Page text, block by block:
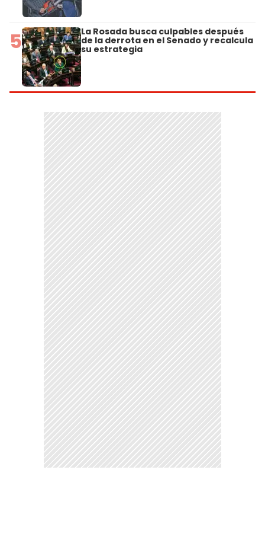
5 La Rosada busca culpables después
de la derrota en el Senado y recalcula
su estrategia